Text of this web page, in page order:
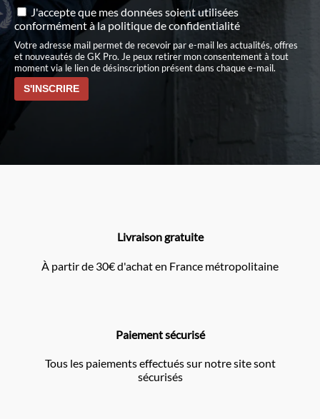
J'accepte que mes données soient utilisées
conformément àla politique de confidentialité
Votre adresse mail permet de recevoir par e-mail les actualités, offres
et nouveautés de GK Pro. Je peux retirer mon consentement à tout
moment via le lien de désinscription présent dans chaque e-mail.
Livraison gratuite
À partir de 30€ d'achat en France métropolitaine
Paiement sécurisé
Tous les paiements effectués sur notre site sont
sécurisés